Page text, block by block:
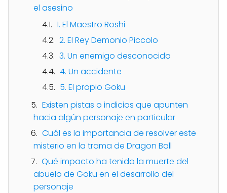
el asesino
1. El Maestro Roshi
2. El Rey Demonio Piccolo
3. Un enemigo desconocido
4. Un accidente
5. El propio Goku
Existen pistas o indicios que apunten
hacia algún personaje en particular
Cuál es la importancia de resolver este
misterio en la trama de Dragon Ball
Qué impacto ha tenido la muerte del
abuelo de Goku en el desarrollo del
personaje